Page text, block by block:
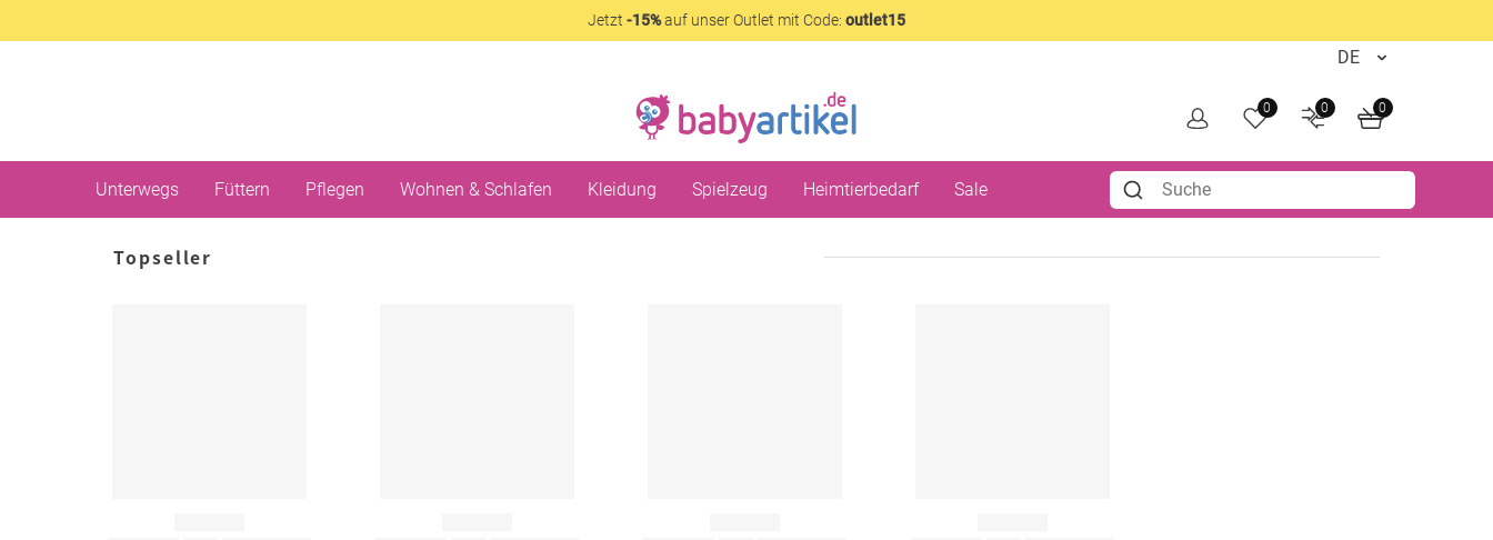
Jetzt -15%auf unser Outlet mit Code: outlet15
0 0 0
Unterwegs Füttern Pflegen Wohnen & Schlafen Kleidung Spielzeug Heimtierbedarf Sale
Topseller